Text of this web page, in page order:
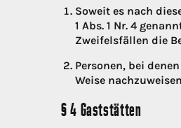
Soweit es nach
1 Abs. 1 Nr. 4
Zweifelsfällen die
Personen, bei
Weise
§ 4 Gaststätten